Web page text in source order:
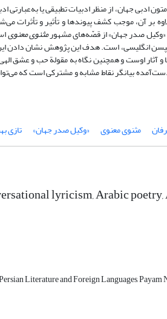
ادبی جهان، از منظر ادبیات تطبیقی یا
بر آن، موجب کشف پیوند‌ها و تأثیر و تأثرات
صدر جهان» از قصّه‌های مشهورمثنوی معنوی
انگلیسی، است. هدف این پژوهش نشان دادن این
و آثار اوست و همچنین نگاه به مقولة حب و
بیانگر نقاط مشابه و مشترکی است که
مثنوی معنوی «وکیل صدر جهان» تازی
lyricism, Arabic
Literature and Foreign Languages,